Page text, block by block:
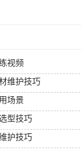
视频
维护技巧
场景
型技巧
护技巧